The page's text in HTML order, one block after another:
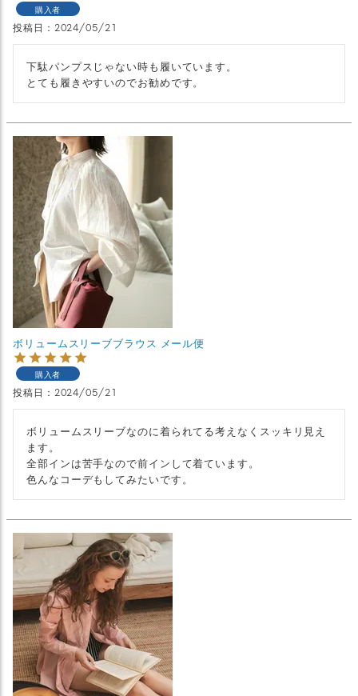
購入者
投稿日 2024/05/21
下駄パンプスじゃない時も履いています。
とても履きやすいのでお勧めです。
ボリュームスリーブブラウス メール便
購入者
投稿日 2024/05/21
ボリュームスリーブなのに着られてる考えなくスッキリ見え
ます。
全部インは苦手なので前インして着ています。
色んなコーデもしてみたいです。